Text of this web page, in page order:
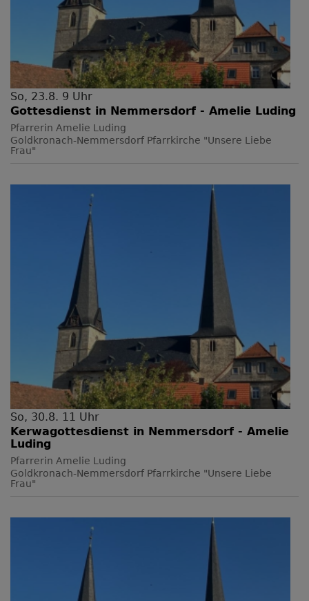
So, 23.8. 9 Uhr
Gottesdienst in Nemmersdorf - Amelie Luding
Pfarrerin Amelie Luding
Goldkronach-Nemmersdorf Pfarrkirche "Unsere Liebe
Frau"
So, 30.8. 11 Uhr
Kerwagottesdienst in Nemmersdorf - Amelie
Luding
Pfarrerin Amelie Luding
Goldkronach-Nemmersdorf Pfarrkirche "Unsere Liebe
Frau"